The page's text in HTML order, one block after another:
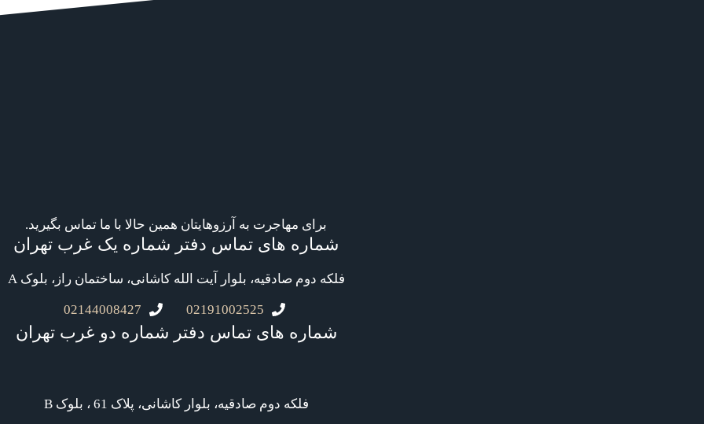
برای مهاجرت به آرزوهایتان همین حالا با ما تماس بگیرید.
شماره های تماس دفتر شماره یک غرب تهران
فلکه دوم صادقیه، بلوار آیت الله کاشانی، ساختمان راز، بلوک A
02191002525
02144008427
شماره های تماس دفتر شماره دو غرب تهران
فلکه دوم صادقیه، بلوار کاشانی، پلاک 61 ، بلوک B